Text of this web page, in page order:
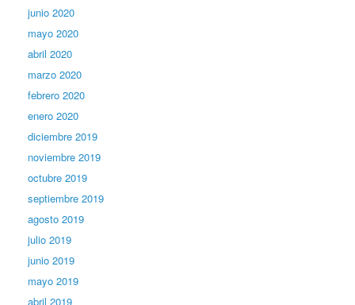
junio 2020
mayo 2020
abril 2020
marzo 2020
febrero 2020
enero 2020
diciembre 2019
noviembre 2019
octubre 2019
septiembre 2019
agosto 2019
julio 2019
junio 2019
mayo 2019
abril 2019